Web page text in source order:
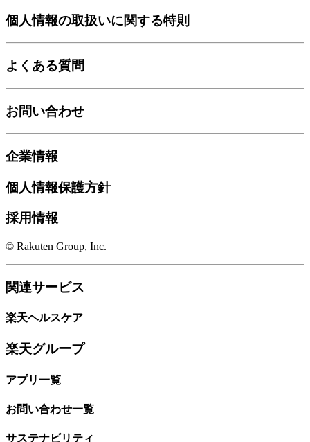
個人情報の取扱いに関する特則
よくある質問
お問い合わせ
企業情報
個人情報保護方針
採用情報
© Rakuten Group, Inc.
関連サービス
楽天ヘルスケア
楽天グループ
アプリ一覧
お問い合わせ一覧
サステナビリティ